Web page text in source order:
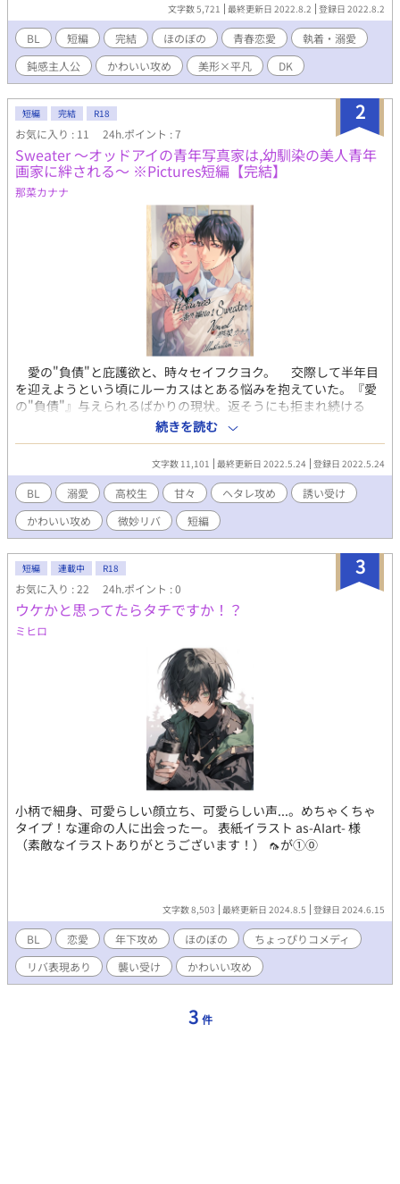
文字数 5,721 最終更新日 2022.8.2 登録日 2022.8.2
BL 短編 完結 ほのぼの 青春恋愛
執着・溺愛
鈍感主人公
かわいい攻め 美形×平凡 DK
2
短編 完結 R18
お気に入り : 11 24h.ポイント : 7
Sweater ～オッドアイの青年写真家は,幼馴染の美人青年
画家に絆される～ ※Pictures短編【完結】
那菜カナナ
愛の"負債"と庇護欲と、時々セイフクヨク。 交際して半年目
を迎えようという頃にルーカスはとある悩みを抱えていた。『愛
の"負債"』与えられるばかりの現状。返そうにも拒まれ続ける
日々。景介と末永くありたいと願うルーカスはめげずに償還すべ
く励もうとするが――。 ●補足● Pictures短編 第一弾。本編
(https://www.alphapolis.co.jp/novel/710191053/871627114)本
編#72のあたりのお話ですが、本編未読でも問題ないと思いま
す。作品や人物の雰囲気掴みによろしければご活用ください(*
´ω`*) ++++ 【健気 わんこ ハーフ DK × 口悪 世話焼き 美形 DK】
☆……全年齢 ★……おとな向け ※微リバっぽいかもです。苦手な
方はご注意ください。 ++++ ●表紙イラスト● 本編に引き続き
ミツヲさま(https://www.pixiv.net/users/32699295)に描いてい
ただきました！恐れ入りますが無断転載はご遠慮ください。 ミ
ツヲさまへのイラスト発注のご相談は、下記サイトより行えま
す。お悩み中の方はぜひ♡ https://coconala.com/users/926989
●公開状況 fujossy様、pixiv様、ムーンライトノベルズ様、エ
ブリスタ様でも同名小説をアップしています。内容はともに同じ
続きを読む
文字数 11,101 最終更新日 2022.5.24 登録日 2022.5.24
BL 溺愛 高校生 甘々 ヘタレ攻め
誘い受け
かわいい攻め
微妙リバ 短編
3
短編 連載中 R18
お気に入り : 22 24h.ポイント : 0
ウケかと思ってたらタチですか！？
ミヒロ
小柄で細身、可愛らしい顔立ち、可愛らしい声...。めちゃくちゃ
タイプ！な運命の人に出会ったー。 表紙イラスト as-AIart- 様
（素敵なイラストありがとうございます！） 🦟が①⓪
文字数 8,503 最終更新日 2024.8.5 登録日 2024.6.15
BL 恋愛 年下攻め ほのぼの
ちょっぴりコメディ
リバ表現あり
襲い受け かわいい攻め
3 件